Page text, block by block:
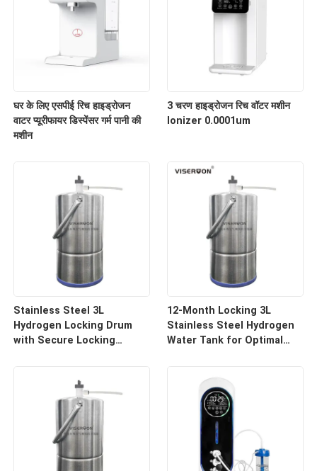
घर के लिए एसपीई रिच हाइड्रोजन
वाटर प्यूरीफायर डिस्पेंसर गर्म पानी की
मशीन
3 चरण हाइड्रोजन रिच वॉटर मशीन
Ionizer 0.0001um
Stainless Steel 3L
Hydrogen Locking Drum
with Secure Locking
12-Month Locking 3L
Stainless Steel Hydrogen
Water Tank for Optimal